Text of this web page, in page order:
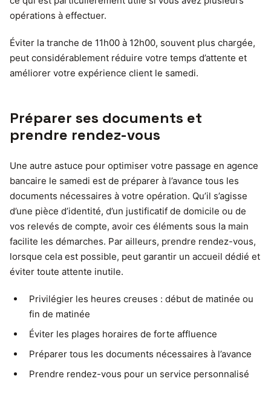
opérations à effectuer.
Éviter la tranche de 11h00 à 12h00, souvent plus chargée,
peut considérablement réduire votre temps d’attente et
améliorer votre expérience client le samedi.
Préparer ses documents et
prendre rendez-vous
Une autre astuce pour optimiser votre passage en agence
bancaire le samedi est de préparer à l’avance tous les
documents nécessaires à votre opération. Qu’il s’agisse
d’une pièce d’identité, d’un justificatif de domicile ou de
vos relevés de compte, avoir ces éléments sous la main
facilite les démarches. Par ailleurs, prendre rendez-vous,
lorsque cela est possible, peut garantir un accueil dédié et
éviter toute attente inutile.
Privilégier les heures creuses : début de matinée ou
fin de matinée
Éviter les plages horaires de forte affluence
Préparer tous les documents nécessaires à l’avance
Prendre rendez-vous pour un service personnalisé